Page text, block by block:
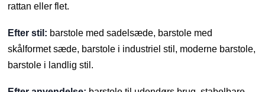
rattan eller flet.
Efter stil: barstole med sadelsæde, barstole med
skålformet sæde, barstole i industriel stil, moderne barstole,
barstole i landlig stil.